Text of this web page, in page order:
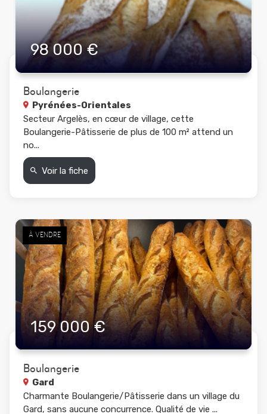
98 000 €
Boulangerie
Pyrénées-Orientales
Secteur Argelès, en cœur de village, cette
Boulangerie-Pâtisserie de plus de 100 m² attend un
no...
Voir la fiche
À VENDRE
159 000 €
Boulangerie
Gard
Charmante Boulangerie/Pâtisserie dans un village du
Gard, sans aucune concurrence. Qualité de vie ...